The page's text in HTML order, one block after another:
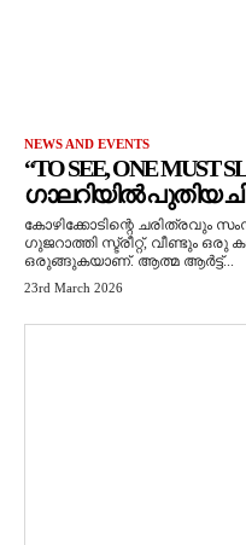
NEWS AND EVENTS
“TO SEE, ONE
ഗാലറിയിൽ പുതിയ
കോഴിക്കോടിന്റെ ചരിത്രവും
ഗുജറാത്തി സ്ട്രീറ്റ്, വീണ്ടും
ഒരുങ്ങുകയാണ്. ആത്മ ആർട്ട്...
23rd March 2026